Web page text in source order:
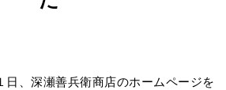
深瀬善兵衛商店
日、深瀬善兵衛商店のホームページを